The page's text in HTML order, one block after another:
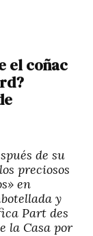
el coñac
de su
preciosos
en
y
Part des
la Casa por